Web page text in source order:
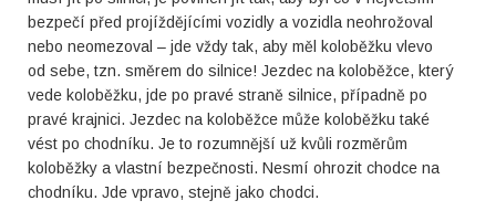
bezpečí před projíždějícími vozidly a vozidla neohrožoval
nebo neomezoval – jde vždy tak, aby měl koloběžku vlevo
od sebe, tzn. směrem do silnice! Jezdec na koloběžce, který
vede koloběžku, jde po pravé straně silnice, případně po
pravé krajnici. Jezdec na koloběžce může koloběžku také
vést po chodníku. Je to rozumnější už kvůli rozměrům
koloběžky a vlastní bezpečnosti. Nesmí ohrozit chodce na
chodníku. Jde vpravo, stejně jako chodci.